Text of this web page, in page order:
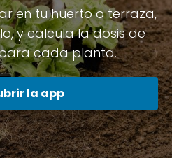
en tu huerto o terraza,
y calcula la dosis de
cada planta.
la app